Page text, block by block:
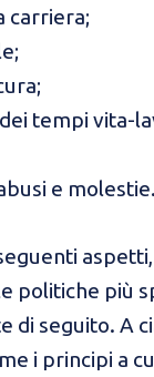
carriera;
tempi vita-
e molestie.
politiche più
di seguito. A
i principi a